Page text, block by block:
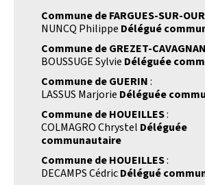
Commune de FARGUES-SUR-
NUNCQ Philippe Délégué
Commune de GREZET-CAVAGNAN
BOUSSUGE Sylvie Déléguée
Commune de GUERIN:
LASSUS Marjorie Déléguée
Commune de HOUEILLES:
COLMAGRO Chrystel Déléguée
communautaire
Commune de HOUEILLES:
DECAMPS CédricDélégué